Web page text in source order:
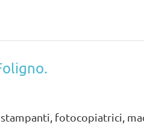
fotocopiatrici,